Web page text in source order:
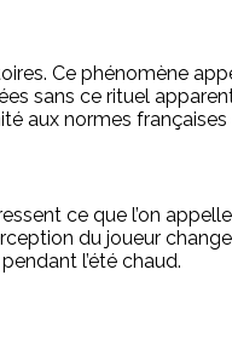
Ce phénomène
sans ce rituel
aux normes françaises
ce que l’on
du joueur
l’été chaud.​